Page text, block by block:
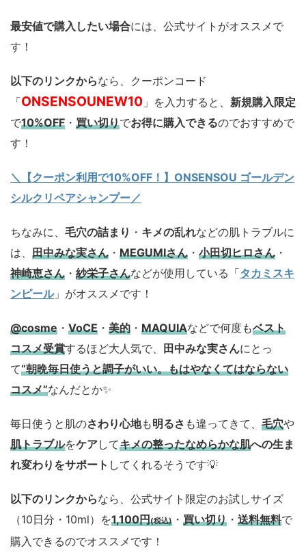
最安値で購入したい場合には、公式サイトがオススメで
す！
以下のリンクからなら、クーポンコード
「ONSENSOUNEW10 」を入力すると、 新規購入限定
で10%OFF ・ 買い切りでお得に購入できるのでおすすめで
す！
＼【クーポン利用で10%OFF！】ONSENSOU ゴールデン
シルクリペアシャンプー／
ちなみに、 毛穴の詰まり ・ キメの乱れなどの肌トラブルに
は、 田中みな実さん ・ MEGUMIさん ・ 小田切ヒロさん ・
神崎恵さん ・ 紗栄子さんなどが使用している「タカミスキ
ンピール」がオススメです！
@cosme ・ VoCE ・ 美的 ・ MAQUIAなどで何度もベスト
コスメ受賞するほど大人気で、 田中みな実さんにとっ
て“朝晩毎日使うと調子がいい。もはやなくてはならない
コスメ”なんだとか✨
毎日使うと肌のさわり心地も明るさ も違ってきて、 毛穴や
肌トラブルをケアしてキメの整ったなめらかな肌への生ま
れ変わりをサポート してくれるそうです💡
以下のリンクからなら、公式サイト限定のお試しサイズ
（10日分・10ml）を1,100円(税込) ・ 買い切り ・ 送料無料で
購入できるのでオススメです！